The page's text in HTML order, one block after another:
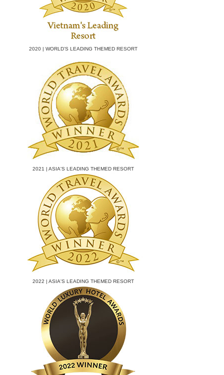
2020 | WORLD’S LEADING THEMED RESORT
2021 | ASIA'S LEADING THEMED RESORT
2022 | ASIA'S LEADING THEMED RESORT